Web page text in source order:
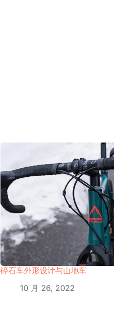
碎石车外形设计与山地车
10 月 26, 2022